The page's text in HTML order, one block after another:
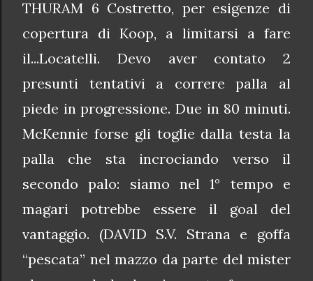
THURAM 6 Costretto, per esigenze di
copertura di Koop, a limitarsi a fare
il...Locatelli. Devo aver contato 2
presunti tentativi a correre palla al
piede in progressione. Due in 80 minuti.
McKennie forse gli toglie dalla testa la
palla che sta incrociando verso il
secondo palo: siamo nel 1° tempo e
magari potrebbe essere il goal del
vantaggio. (DAVID S.V. Strana e goffa
“pescata” nel mazzo da parte del mister